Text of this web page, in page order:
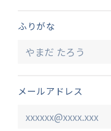
ふりがな
メールアドレス